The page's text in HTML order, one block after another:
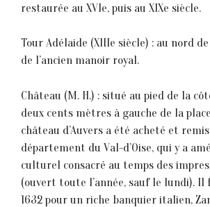
restaurée au XVIe, puis au XIXe siècle.
Tour Adélaide (XIIIe siècle) : au nord
de l’ancien manoir royal.
Château (M. H.) : situé au pied de la
deux cents mètres à gauche de la
château d’Auvers a été acheté et
département du Val-d’Oise, qui y a
culturel consacré au temps des
(ouvert toute l’année, sauf le lundi).
1632 pour un riche banquier italien,